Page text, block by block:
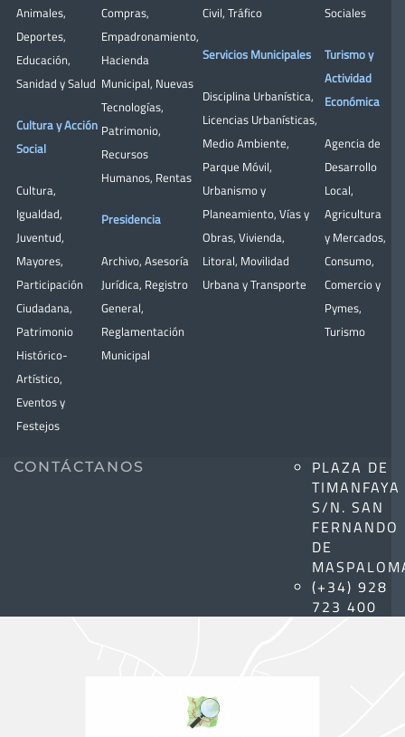
Animales,
Deportes,
Educación,
Sanidad y Salud
Cultura y Acción
Social
Cultura,
Igualdad,
Juventud,
Mayores,
Participación
Ciudadana,
Patrimonio
Histórico-
Artístico,
Eventos y
Festejos
Compras,
Empadronamiento,
Hacienda
Municipal, Nuevas
Tecnologías,
Patrimonio,
Recursos
Humanos, Rentas
Presidencia
Archivo, Asesoría
Jurídica, Registro
General,
Reglamentación
Municipal
Civil, Tráfico
Servicios Municipales
Disciplina Urbanística,
Licencias Urbanísticas,
Medio Ambiente,
Parque Móvil,
Urbanismo y
Planeamiento, Vías y
Obras, Vivienda,
Litoral, Movilidad
Urbana y Transporte
Sociales
Turismo y
Actividad
Económica
Agencia de
Desarrollo
Local,
Agricultura
y Mercados,
Consumo,
Comercio y
Pymes,
Turismo
CONTÁCTANOS
PLAZA DE
TIMANFAYA
S/N. SAN
FERNANDO
DE
(+34) 928
723 400